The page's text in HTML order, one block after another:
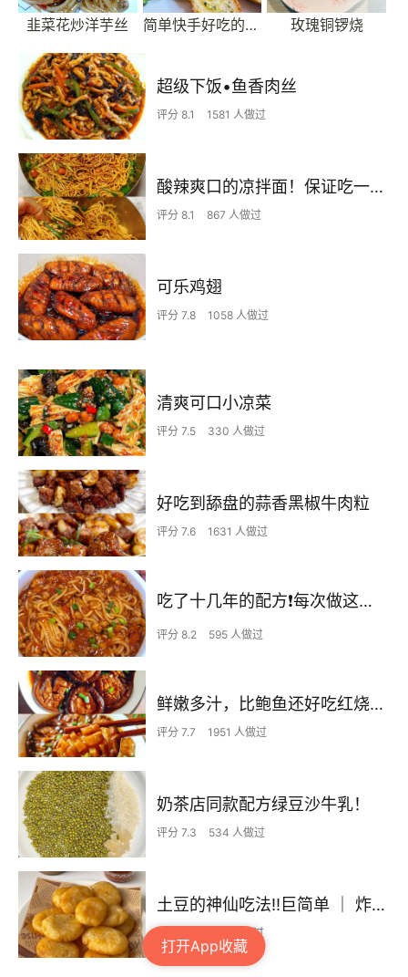
打开App收藏
韭菜花炒洋芋丝 简单快手好吃的蒜香黄油面包 玫瑰铜锣烧
超级下饭•鱼香肉丝
评分 8.1 1581 人做过
酸辣爽口的凉拌面！保证吃一次就上瘾
评分 8.1 867 人做过
可乐鸡翅
评分 7.8 1058 人做过
清爽可口小凉菜
评分 7.5 330 人做过
好吃到舔盘的蒜香黑椒牛肉粒
评分 7.6 1631 人做过
吃了十几年的配方❗️每次做这至少吃2碗
评分 8.2 595 人做过
鲜嫩多汁，比鲍鱼还好吃红烧香菇
评分 7.7 1951 人做过
奶茶店同款配方绿豆沙牛乳！
评分 7.3 534 人做过
土豆的神仙吃法‼️巨简单 ｜ 炸薯饼
442 人做过